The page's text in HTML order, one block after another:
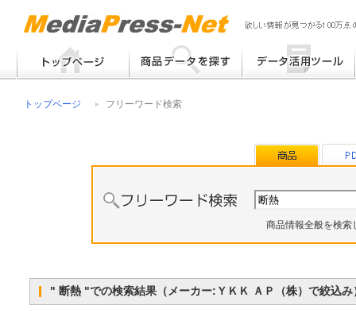
メーカー別検索
トップページ フリーワード検索
商品情報全般を検索
" 断熱 "での検索結果（メーカー:ＹＫＫ ＡＰ（株）で絞